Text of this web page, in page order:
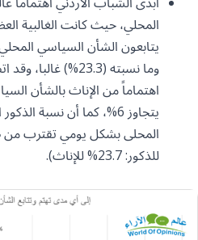
المحلي، حيث كانت الغالبية
وما نسبته (23.3%)
اهتماماً من الإناث بالشأن
يتجاوز 6%، كما أن نسبة
للذكور: 23.7% للإناث).